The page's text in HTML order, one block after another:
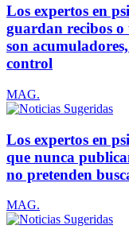
Los expertos en
guardan recibos o
son
control
MAG.
Los expertos en
que nunca
no pretenden
MAG.